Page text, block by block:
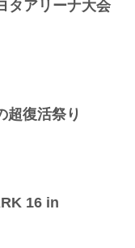
タアリーナ大会
超復活祭り
16 in